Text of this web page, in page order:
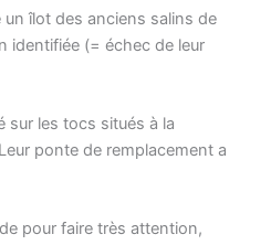
îlot des anciens salins de
identifiée (= échec de leur
sur les tocs situés à la
ponte de remplacement a
pour faire très attention,